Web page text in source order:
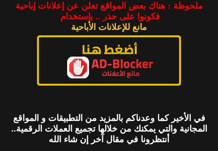
ملحوظة : هناك بعض المواقع تعلن عن إعلانات إباحية
فكونوا على حذر .. بإستخدام
مانع للإعلانات الأباحية
في الأخير كما وعدناكم بالمزيد من التطبيقات و المواقع
المجانية والتي يمكنك من خلالها تجميع العملات الرقمية..
أنتظرونا في مقال آخر إن شاء الله